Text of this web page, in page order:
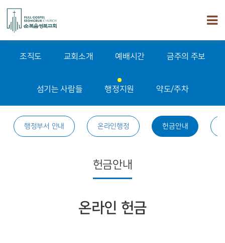
조직도 교회소개 예배시간 금주의 주보
섬기는 사람들 행정지원 약도/주차
행정부서 안내 온라인행정 헌금안내
헌금안내
온라인 헌금